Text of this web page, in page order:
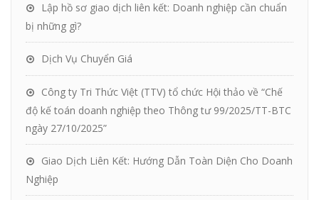
Lập hồ sơ giao dịch liên kết: Doanh nghiệp cần chuẩn
bị những gì?
Dịch Vụ Chuyển Giá
Công ty Tri Thức Việt (TTV) tổ chức Hội thảo về “Chế
độ kế toán doanh nghiệp theo Thông tư 99/2025/TT-BTC
ngày 27/10/2025”
Giao Dịch Liên Kết: Hướng Dẫn Toàn Diện Cho Doanh
Nghiệp